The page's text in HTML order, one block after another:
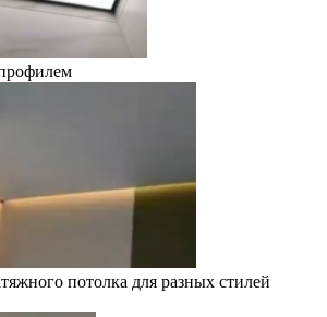
потолка для разных стилей